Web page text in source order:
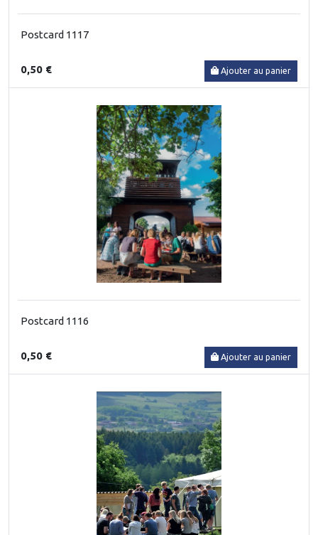
Postcard 1117
0,50 € Ajouter au panier
Postcard 1116
0,50 € Ajouter au panier